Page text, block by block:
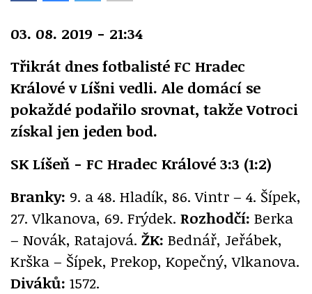
03. 08. 2019 - 21:34
Třikrát dnes fotbalisté FC Hradec
Králové v Líšni vedli. Ale domácí se
pokaždé podařilo srovnat, takže Votroci
získal jen jeden bod.
SK Líšeň - FC Hradec Králové 3:3 (1:2)
Branky: 9. a 48. Hladík, 86. Vintr – 4. Šípek,
27. Vlkanova, 69. Frýdek. Rozhodčí: Berka
– Novák, Ratajová. ŽK: Bednář, Jeřábek,
Krška – Šípek, Prekop, Kopečný, Vlkanova.
Diváků: 1572.